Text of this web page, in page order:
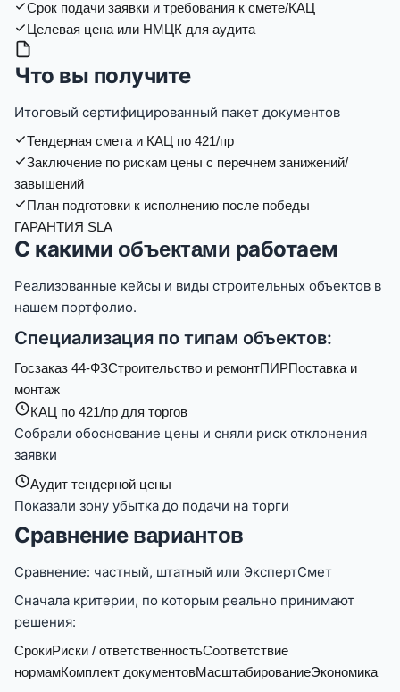
Срок подачи заявки и требования к смете/КАЦ
Целевая цена или НМЦК для аудита
Что вы получите
Итоговый сертифицированный пакет документов
Тендерная смета и КАЦ по 421/пр
Заключение по рискам цены с перечнем занижений/
завышений
План подготовки к исполнению после победы
ГАРАНТИЯ SLA
С какими объектами работаем
Реализованные кейсы и виды строительных объектов в
нашем портфолио.
Специализация по типам объектов:
Госзаказ 44-ФЗСтроительство и ремонтПИРПоставка и
монтаж
КАЦ по 421/пр для торгов
Собрали обоснование цены и сняли риск отклонения
заявки
Аудит тендерной цены
Показали зону убытка до подачи на торги
Сравнение вариантов
Сравнение: частный, штатный или ЭкспертСмет
Сначала критерии, по которым реально принимают
решения:
СрокиРиски / ответственностьСоответствие
нормамКомплект документовМасштабированиеЭкономика